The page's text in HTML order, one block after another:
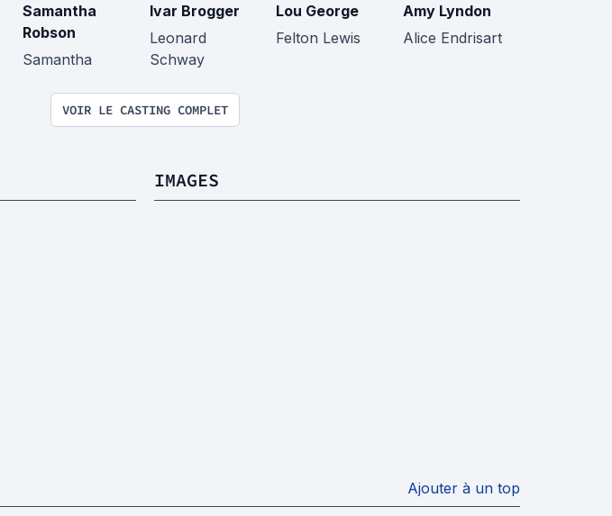
Samantha
Robson
Samantha
Ivar Brogger
Leonard
Schway
Lou George
Felton Lewis
Amy Lyndon
Alice Endrisart
VOIR LE CASTING COMPLET
IMAGES
Ajouter à un top